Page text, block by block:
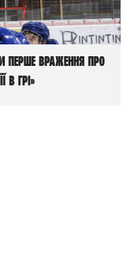
перше враження про
в грі»